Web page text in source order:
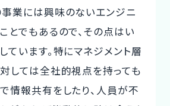
業には興味のないエンジニ
とでもあるので、その点はい
ています。特にマネジメント層
しては全社的視点を持っても
情報共有をしたり、人員が不